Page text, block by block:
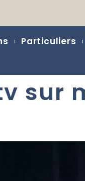
Particuliers
sur